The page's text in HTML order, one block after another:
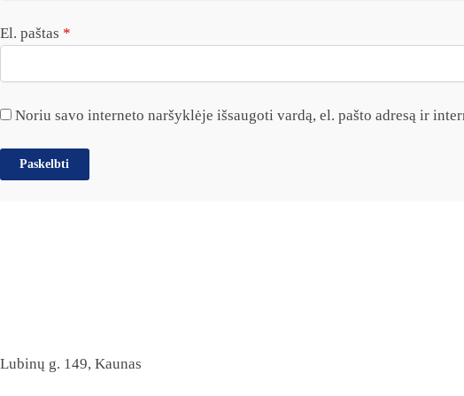
El. paštas *
Noriu savo interneto naršyklėje išsaugoti vardą, el. pašto adresą ir
Lubinų g. 149, Kaunas